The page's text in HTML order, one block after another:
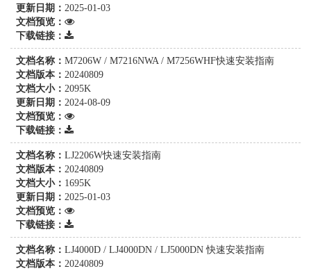
更新日期： 2025-01-03
文档预览：
下载链接：
文档名称： M7206W / M7216NWA / M7256WHF快速安装指南
文档版本： 20240809
文档大小： 2095K
更新日期： 2024-08-09
文档预览：
下载链接：
文档名称： LJ2206W快速安装指南
文档版本： 20240809
文档大小： 1695K
更新日期： 2025-01-03
文档预览：
下载链接：
文档名称： LJ4000D / LJ4000DN / LJ5000DN 快速安装指南
文档版本： 20240809